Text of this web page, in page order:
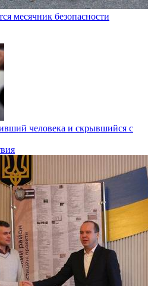
месячник безопасности
человека и скрывшийся с